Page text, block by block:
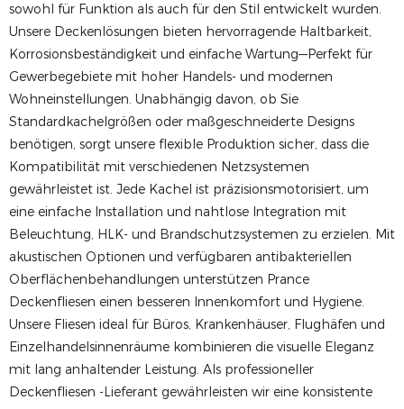
sowohl für Funktion als auch für den Stil entwickelt wurden.
Unsere Deckenlösungen bieten hervorragende Haltbarkeit,
Korrosionsbeständigkeit und einfache Wartung—Perfekt für
Gewerbegebiete mit hoher Handels- und modernen
Wohneinstellungen. Unabhängig davon, ob Sie
Standardkachelgrößen oder maßgeschneiderte Designs
benötigen, sorgt unsere flexible Produktion sicher, dass die
Kompatibilität mit verschiedenen Netzsystemen
gewährleistet ist. Jede Kachel ist präzisionsmotorisiert, um
eine einfache Installation und nahtlose Integration mit
Beleuchtung, HLK- und Brandschutzsystemen zu erzielen. Mit
akustischen Optionen und verfügbaren antibakteriellen
Oberflächenbehandlungen unterstützen Prance
Deckenfliesen einen besseren Innenkomfort und Hygiene.
Unsere Fliesen ideal für Büros, Krankenhäuser, Flughäfen und
Einzelhandelsinnenräume kombinieren die visuelle Eleganz
mit lang anhaltender Leistung. Als professioneller
Deckenfliesen -Lieferant gewährleisten wir eine konsistente